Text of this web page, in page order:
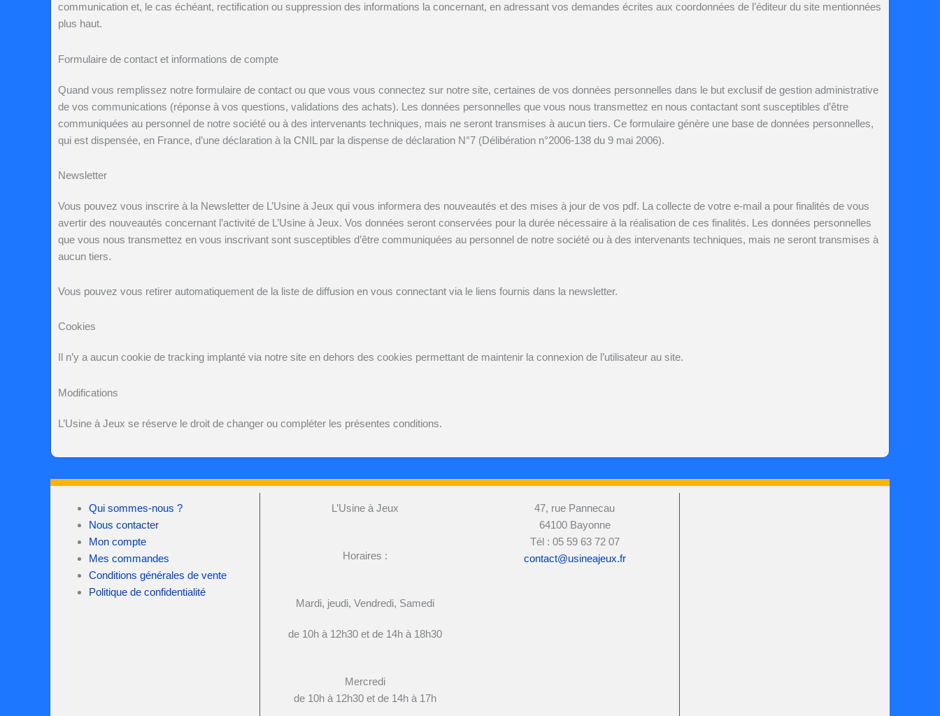
communication et, le cas échéant, rectification ou suppression des informations la concernant, en adressant vos demandes écrites aux coordonnées de l’éditeur du site mentionnées
plus haut.
Formulaire de contact et informations de compte
Quand vous remplissez notre formulaire de contact ou que vous vous connectez sur notre site, certaines de vos données personnelles dans le but exclusif de gestion administrative
de vos communications (réponse à vos questions, validations des achats). Les données personnelles que vous nous transmettez en nous contactant sont susceptibles d’être
communiquées au personnel de notre société ou à des intervenants techniques, mais ne seront transmises à aucun tiers. Ce formulaire génère une base de données personnelles,
qui est dispensée, en France, d’une déclaration à la CNIL par la dispense de déclaration N°7 (Délibération n°2006-138 du 9 mai 2006).
Newsletter
Vous pouvez vous inscrire à la Newsletter de L’Usine à Jeux qui vous informera des nouveautés et des mises à jour de vos pdf. La collecte de votre e-mail a pour finalités de vous
avertir des nouveautés concernant l’activité de L’Usine à Jeux. Vos données seront conservées pour la durée nécessaire à la réalisation de ces finalités. Les données personnelles
que vous nous transmettez en vous inscrivant sont susceptibles d’être communiquées au personnel de notre société ou à des intervenants techniques, mais ne seront transmises à
aucun tiers.
Vous pouvez vous retirer automatiquement de la liste de diffusion en vous connectant via le liens fournis dans la newsletter.
Cookies
Il n’y a aucun cookie de tracking implanté via notre site en dehors des cookies permettant de maintenir la connexion de l’utilisateur au site.
Modifications
L’Usine à Jeux se réserve le droit de changer ou compléter les présentes conditions.
Qui sommes-nous ?
Nous contacter
Mon compte
Mes commandes
Conditions générales de vente
Politique de confidentialité
L’Usine à Jeux
Horaires :
Mardi, jeudi, Vendredi, Samedi
de 10h à 12h30 et de 14h à 18h30
Mercredi
de 10h à 12h30 et de 14h à 17h
47, rue Pannecau
64100 Bayonne
Tél : 05 59 63 72 07
contact@usineajeux.fr